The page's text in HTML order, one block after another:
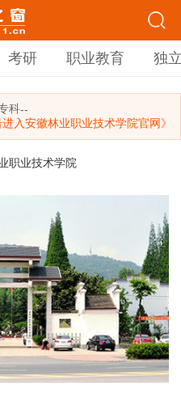
考研 职业教育 独
科--
进入安徽林业职业技术学院官网》
职业技术学院